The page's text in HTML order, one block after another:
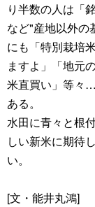
り半数の人は「
など"産地以外の
にも「特別栽培
ますよ」「地元
米直買い」等々
ある。
水田に青々と根
しい新米に期待
い。
[文・能井丸鴻]